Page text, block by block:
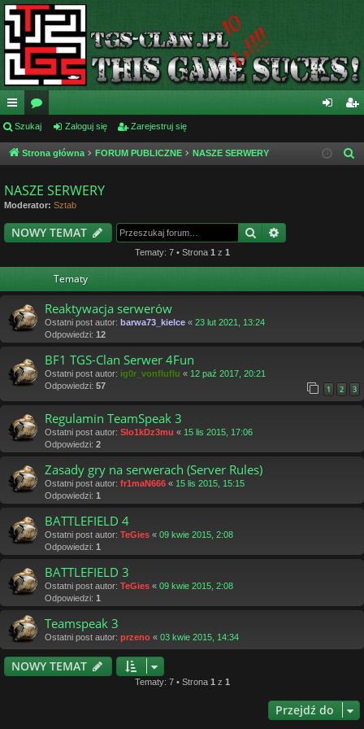
ię
ce
…
or
a og ej
Szukaj Zaloguj się Zarejestruj się
Strona główna FORUM PUBLICZNE NASZE SERWERY
NASZE SERWERY
Moderator: Sztab
NOWY TEMAT Szukaj
Tematy: 7 • Strona 1 z 1
Tematy
Reaktywacja serwerów
Ostatni post autor: barwa73_kielce « 23 lut 2021, 13:24
Odpowiedzi: 12
BF1 TGS-Clan Serwer 4Fun
Ostatni post autor: ig0r_vonfluflu « 12 paź 2017, 20:21
Odpowiedzi: 57 1 2 3
Regulamin TeamSpeak 3
Ostatni post autor: Slo1kDz3mu « 15 lis 2015, 17:06
Odpowiedzi: 2
Zasady gry na serwerach (Server Rules)
Ostatni post autor: fr1maN666 « 15 lis 2015, 15:15
Odpowiedzi: 1
BATTLEFIELD 4
Ostatni post autor: TeGies « 09 kwie 2015, 2:08
Odpowiedzi: 1
BATTLEFIELD 3
Ostatni post autor: TeGies « 09 kwie 2015, 2:08
Odpowiedzi: 1
Teamspeak 3
Ostatni post autor: przeno « 03 kwie 2015, 14:34
NOWY TEMAT
Tematy: 7 • Strona 1 z 1
Przejdź do